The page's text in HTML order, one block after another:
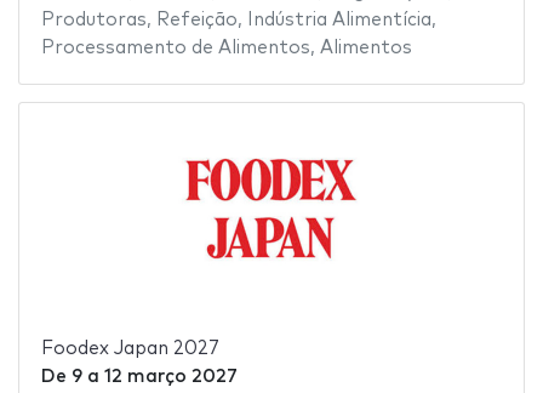
Produtoras, Refeição, Indústria Alimentícia,
Processamento de Alimentos, Alimentos
Foodex Japan 2027
De 9a 12 março 2027